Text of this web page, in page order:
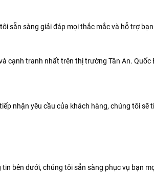
sẵn sàng giải đáp mọi thắc mắc và hỗ trợ
cạnh tranh nhất trên thị trường Tân An.
nhận yêu cầu của khách hàng, chúng tôi
bên dưới, chúng tôi sẵn sàng phục vụ bạn